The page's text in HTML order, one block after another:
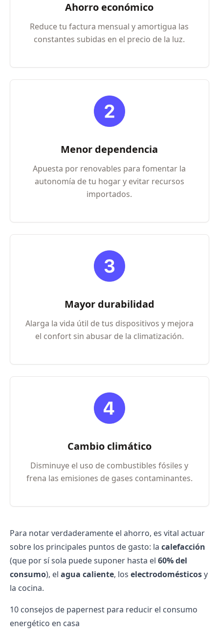
Ahorro económico
Reduce tu factura mensual y amortigua las
constantes subidas en el precio de la luz.
Menor dependencia
Apuesta por renovables para fomentar la
autonomía de tu hogar y evitar recursos
importados.
Mayor durabilidad
Alarga la vida útil de tus dispositivos y mejora
el confort sin abusar de la climatización.
Cambio climático
Disminuye el uso de combustibles fósiles y
frena las emisiones de gases contaminantes.
Para notar verdaderamente el ahorro, es vital actuar
sobre los principales puntos de gasto: la calefacción
(que por sí sola puede suponer hasta el 60% del
consumo), el agua caliente, los electrodomésticosy
la cocina.
10 consejos de papernest para reducir el consumo
energético en casa